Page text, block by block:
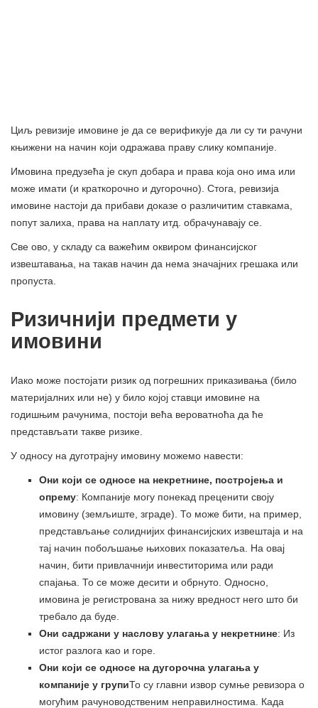
Циљ ревизије имовине је да се верификује да ли су ти рачуни
књижени на начин који одражава праву слику компаније.
Имовина предузећа је скуп добара и права која оно има или
може имати (и краткорочно и дугорочно). Стога, ревизија
имовине настоји да прибави доказе о различитим ставкама,
попут залиха, права на наплату итд. обрачунавају се.
Све ово, у складу са важећим оквиром финансијског
извештавања, на такав начин да нема значајних грешака или
пропуста.
Ризичнији предмети у
имовини
Иако може постојати ризик од погрешних приказивања (било
материјалних или не) у било којој ставци имовине на
годишњим рачунима, постоји већа вероватноћа да ће
представљати такве ризике.
У односу на дуготрајну имовину можемо навести:
Они који се односе на некретнине, постројења и
опрему: Компаније могу понекад преценити своју
имовину (земљиште, зграде). То може бити, на пример,
представљање солиднијих финансијских извештаја и на
тај начин побољшање њихових показатеља. На овај
начин, бити привлачнији инвеститорима или ради
спајања. То се може десити и обрнуто. Односно,
имовина је регистрована за нижу вредност него што би
требало да буде.
Они садржани у наслову улагања у некретнине: Из
истог разлога као и горе.
Они који се односе на дугорочна улагања у
компаније у групиТо су главни извор сумње ревизора о
могућим рачуноводственим неправилностима. Када